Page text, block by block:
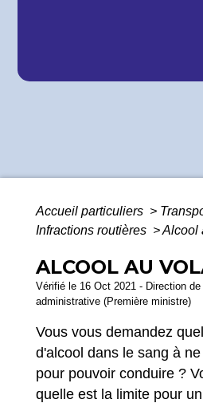
Accueil particuliers >
Infractions routières >Alcool
ALCOOL AU
Vérifié le 16 Oct 2021 - Direction
administrative (Première ministre)
Vous vous demandez
d'alcool dans le sang à
pour pouvoir conduire ?
quelle est la limite pour un